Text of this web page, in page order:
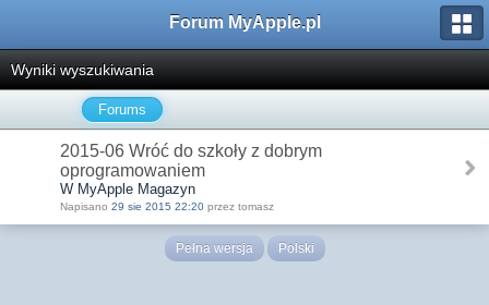
Forum MyApple.pl
Wyniki wyszukiwania
Forums
2015-06 Wróć do szkoły z dobrym
oprogramowaniem
W MyApple Magazyn
Napisano 29 sie 2015 22:20 przez tomasz
Pełna wersja Polski